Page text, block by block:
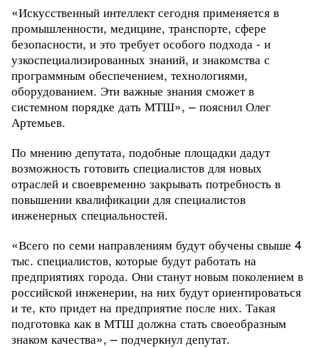
«Искусственный интеллект сегодня применяется в
промышленности, медицине, транспорте, сфере
безопасности, и это требует особого подхода - и
узкоспециализированных знаний, и знакомства с
программным обеспечением, технологиями,
оборудованием. Эти важные знания сможет в
системном порядке дать МТШ», – пояснил Олег
Артемьев.
По мнению депутата, подобные площадки дадут
возможность готовить специалистов для новых
отраслей и своевременно закрывать потребность в
повышении квалификации для специалистов
инженерных специальностей.
«Всего по семи направлениям будут обучены свыше 4
тыс. специалистов, которые будут работать на
предприятиях города. Они станут новым поколением в
российской инженерии, на них будут ориентироваться
и те, кто придет на предприятие после них. Такая
подготовка как в МТШ должна стать своеобразным
знаком качества», – подчеркнул депутат.